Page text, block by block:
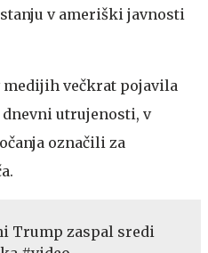
v ameriški javnosti
medijih večkrat pojavila
utrujenosti, v
označili za
Trump zaspal sredi